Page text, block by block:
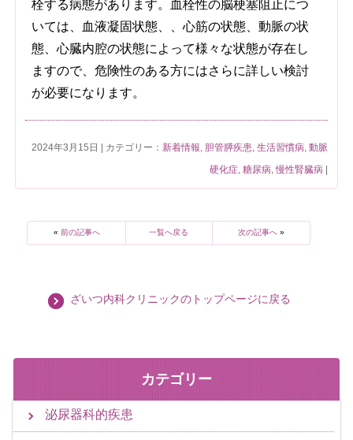
栓する病態があります。血栓性の脳梗塞阻止につ
いては、血液凝固状態、、心筋の状態、動脈の状
態、心臓内腔の状態によって様々な状態が存在し
ますので、危険性のある方にはさらに詳しい検討
が必要になります。
2024年3月15日 | カテゴリー： 新着情報 胆管膵疾患 生活習慣病, 動脈
硬化症, 糖尿病,慢性腎臓病|
« 前の記事へ 一覧へ戻る 次の記事へ»
ざいつ内科クリニックのトップページに戻る
カテゴリー
泌尿器科的疾患